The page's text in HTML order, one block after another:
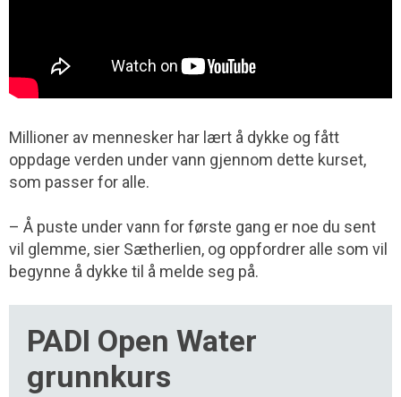
Millioner av mennesker har lært å dykke og fått
oppdage verden under vann gjennom dette kurset,
som passer for alle.
– Å puste under vann for første gang er noe du sent
vil glemme, sier Sætherlien, og oppfordrer alle som vil
begynne å dykke til å melde seg på.
PADI Open Water
grunnkurs